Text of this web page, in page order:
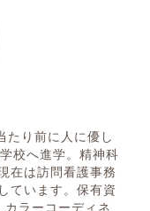
たり前に人に優し
校へ進学。精神科
在は訪問看護事務
ています。保有資
ラーコーディネ